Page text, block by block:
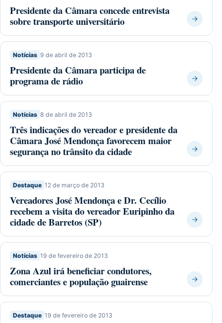
Presidente da Câmara concede entrevista
sobre transporte universitário
Notícias 9 de abril de 2013
Presidente da Câmara participa de
programa de rádio
Notícias 8 de abril de 2013
Três indicações do vereador e presidente da
Câmara José Mendonça favorecem maior
segurança no trânsito da cidade
Destaque 12 de março de 2013
Vereadores José Mendonça e Dr. Cecílio
recebem a visita do vereador Euripinho da
cidade de Barretos (SP)
Notícias 19 de fevereiro de 2013
Zona Azul irá beneficiar condutores,
comerciantes e população guairense
Destaque 19 de fevereiro de 2013